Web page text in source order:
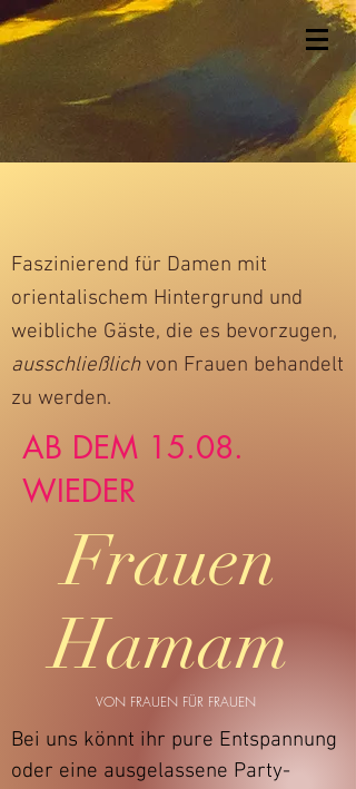
Faszinierend für Damen mit
orientalischem Hintergrund und
weibliche Gäste, die es bevorzugen,
ausschließlichvon Frauen behandelt
zu werden.
AB DEM 15.08.
WIEDER
Frauen
Hamam
VON FRAUEN FÜR FRAUEN
Bei uns könnt ihr pure Entspannung
oder eine ausgelassene Party-